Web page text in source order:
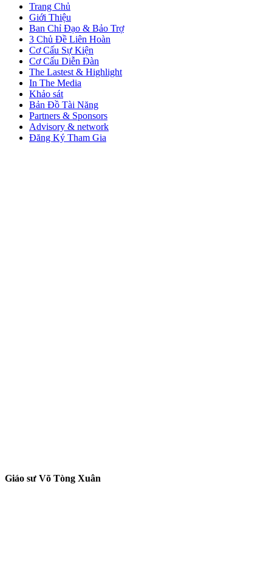
Trang Chủ
Giới Thiệu
Ban Chỉ Đạo & Bảo Trợ
3 Chủ Đề Liên Hoàn
Cơ Cấu Sự Kiện
Cơ Cấu Diễn Đàn
The Lastest & Highlight
In The Media
Khảo sát
Bản Đồ Tài Năng
Partners & Sponsors
Advisory & network
Đăng Ký Tham Gia
Giáo sư Võ Tòng Xuân